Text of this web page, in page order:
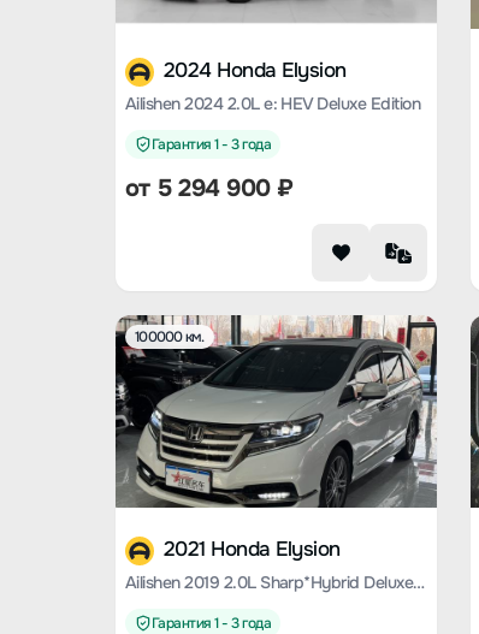
2024 Honda Elysion
Ailishen 2024 2.0L e: HEV Deluxe Edition
Гарантия 1 - 3 года
от 5 294 900₽
100000 км.
2021 Honda Elysion
Ailishen 2019 2.0L Sharp*Hybrid Deluxe Edition
Гарантия 1 - 3 года